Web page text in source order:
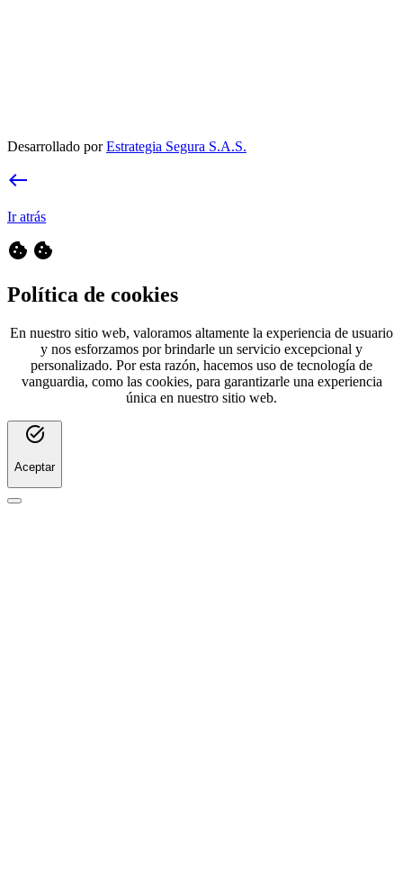
Desarrollado porEstrategia Segura S.A.S.
west
Ir atrás
cookie cookie
Política de cookies
En nuestro sitio web, valoramos altamente la experiencia de usuario
y nos esforzamos por brindarle un servicio excepcional y
personalizado. Por esta razón, hacemos uso de tecnología de
vanguardia, como las cookies, para garantizarle una experiencia
única en nuestro sitio web.
task_alt
Aceptar